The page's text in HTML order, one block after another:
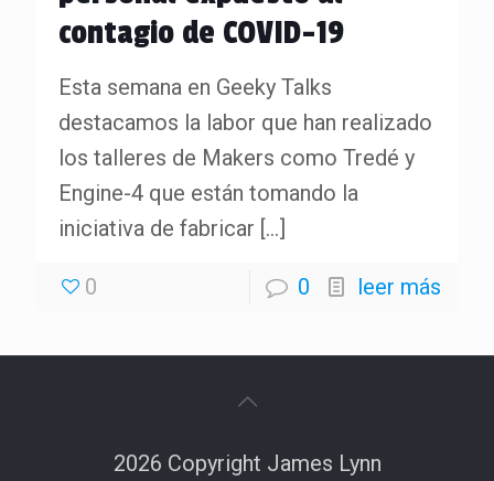
contagio de COVID-19
Esta semana en Geeky Talks
destacamos la labor que han realizado
los talleres de Makers como Tredé y
Engine-4 que están tomando la
iniciativa de fabricar […]
0 0 leer más
2026 Copyright James Lynn